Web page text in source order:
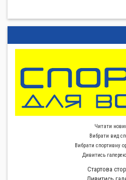
Читати
Вибрати вид
Вибрати спортивну
Дивитись
Стартова